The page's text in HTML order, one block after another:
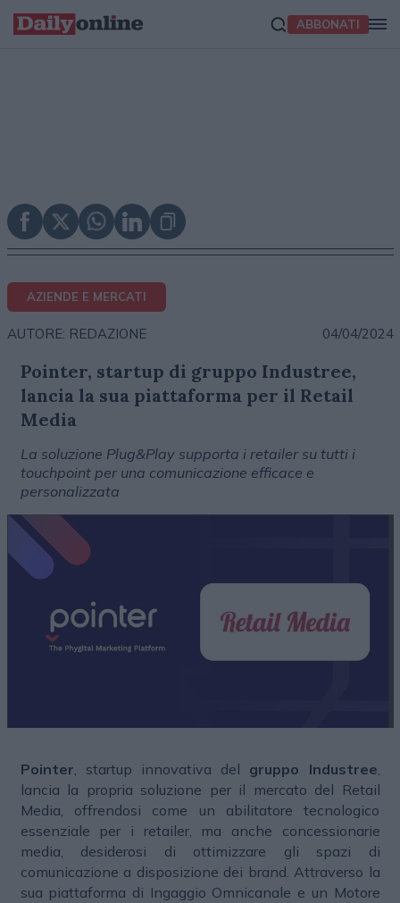
ABBONATI
AZIENDE E MERCATI
AUTORE: REDAZIONE 04/04/2024
Pointer, startup di gruppo Industree,
lancia la sua piattaforma per il Retail
Media
La soluzione Plug&Play supporta i retailer su tutti i
touchpoint per una comunicazione efficace e
personalizzata
Pointer, startup innovativa del gruppo Industree,
lancia la propria soluzione per il mercato del Retail
Media, offrendosi come un abilitatore tecnologico
essenziale per i retailer, ma anche concessionarie
media, desiderosi di ottimizzare gli spazi di
comunicazione a disposizione dei brand. Attraverso la
sua piattaforma di Ingaggio Omnicanale e un Motore